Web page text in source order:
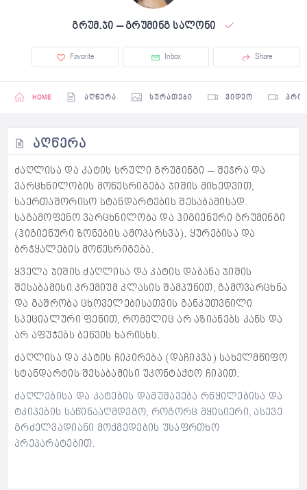
გრუმ.ჯი – გრუმინგ სალონი
Favorite Inbox Share
HOME ᲐᲦᲬᲔᲠᲐ ᲡᲣᲠᲐᲗᲔᲑᲘ ᲕᲘᲓᲔᲝ
ᲐᲦᲬᲔᲠᲐ
ძაღლისა და კატის სრული გრუმინგი – შეჭრა და
ვარცხნილობის მოწესრიგება ჯიშის მიხედვით,
საერთაშორისო სტანდარტების შესაბამისად.
საგამოფენო ვარცხნილობა და ჰიგიენური გრუმინგი
(ჰიგიენური ზონების ამოპარსვა). ყურებისა და
ბრჭყალების მოწესრიგება.
ყველა ჯიშის ძაღლისა და კატის დაბანა ჯიშის
შესაბამისი პრემიუმ კლასის შამპუნით, გამოვარცხნა
და გაშრობა ცხოველებისათვის განკუთვნილი
სპეციალური ფენით, რომელიც არ აზიანებს კანს და
არ აფუჭებს ბეწვის ხარისხს.
ძაღლისა და კატის ჩიპირება (დაჩიპვა) სახელმწიფო
სტანდარტის შესაბამისი უკონტაქტო ჩიპით.
ძაღლებისა და კატების დამუშავება რწყილებისა და
ტკიპების საწინააღმდეგო, როგორც მყისიერი, ასევე
გრძელვადიანი მოქმედების უსაფრთხო
პრეპარატებით.​